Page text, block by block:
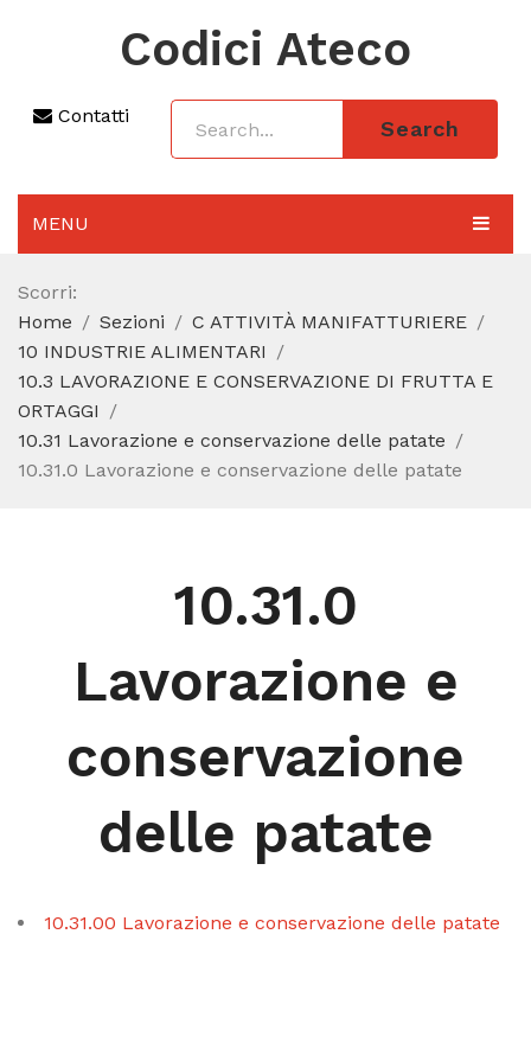
Codici Ateco
Contatti
Search
MENU
AGGIORNAMENTO 2025
SEZIONI
CODICE ATECO A COSA SERVE
REGIME FORFETTARIO
CODICE FISCALE
Scorri:
Home
Sezioni
C ATTIVITÀ MANIFATTURIERE
10 INDUSTRIE ALIMENTARI
10.3 LAVORAZIONE E CONSERVAZIONE DI FRUTTA E
ORTAGGI
10.31 Lavorazione e conservazione delle patate
10.31.0 Lavorazione e conservazione delle patate
10.31.0
Lavorazione e
conservazione
delle patate
10.31.00 Lavorazione e conservazione delle patate